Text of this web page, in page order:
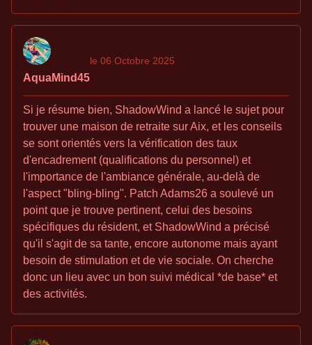
AquaMind45
le 06 Octobre 2025
Si je résume bien, ShadowWind a lancé le sujet pour
trouver une maison de retraite sur Aix, et les conseils
se sont orientés vers la vérification des taux
d'encadrement (qualifications du personnel) et
l'importance de l'ambiance générale, au-delà de
l'aspect "bling-bling". Patch Adams26 a soulevé un
point que je trouve pertinent, celui des besoins
spécifiques du résident, et ShadowWind a précisé
qu'il s'agit de sa tante, encore autonome mais ayant
besoin de stimulation et de vie sociale. On cherche
donc un lieu avec un bon suivi médical *de base* et
des activités.